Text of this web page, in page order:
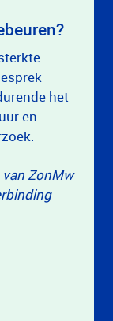
het
en
ZonMw